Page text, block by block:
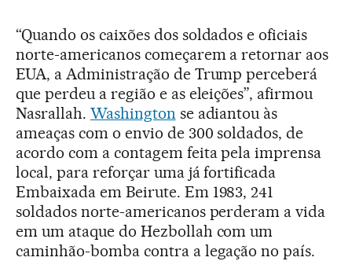
“Quando os caixões dos soldados e oficiais
norte-americanos começarem a retornar aos
EUA, a Administração de Trump perceberá
que perdeu a região e as eleições”, afirmou
Nasrallah. Washington se adiantou às
ameaças com o envio de 300 soldados, de
acordo com a contagem feita pela imprensa
local, para reforçar uma já fortificada
Embaixada em Beirute. Em 1983, 241
soldados norte-americanos perderam a vida
em um ataque do Hezbollah com um
caminhão-bomba contra a legação no país.